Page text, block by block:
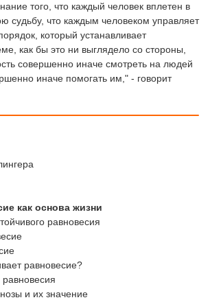
того, что каждый человек вплетен в
судьбу, что каждым человеком управляет
который устанавливает
как бы это ни выглядело со стороны,
совершенно иначе смотреть на людей
иначе помогать им," - говорит
как основа жизни
равновесия
равновесие?
и их значение